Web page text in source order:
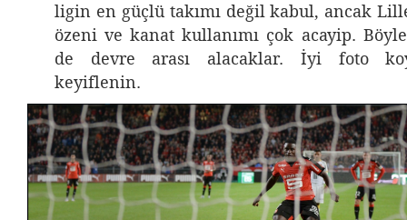
ligin en güçlü takımı değil kabul, ancak
özeni ve kanat kullanımı çok acayip.
de devre arası alacaklar. İyi foto
keyiflenin.